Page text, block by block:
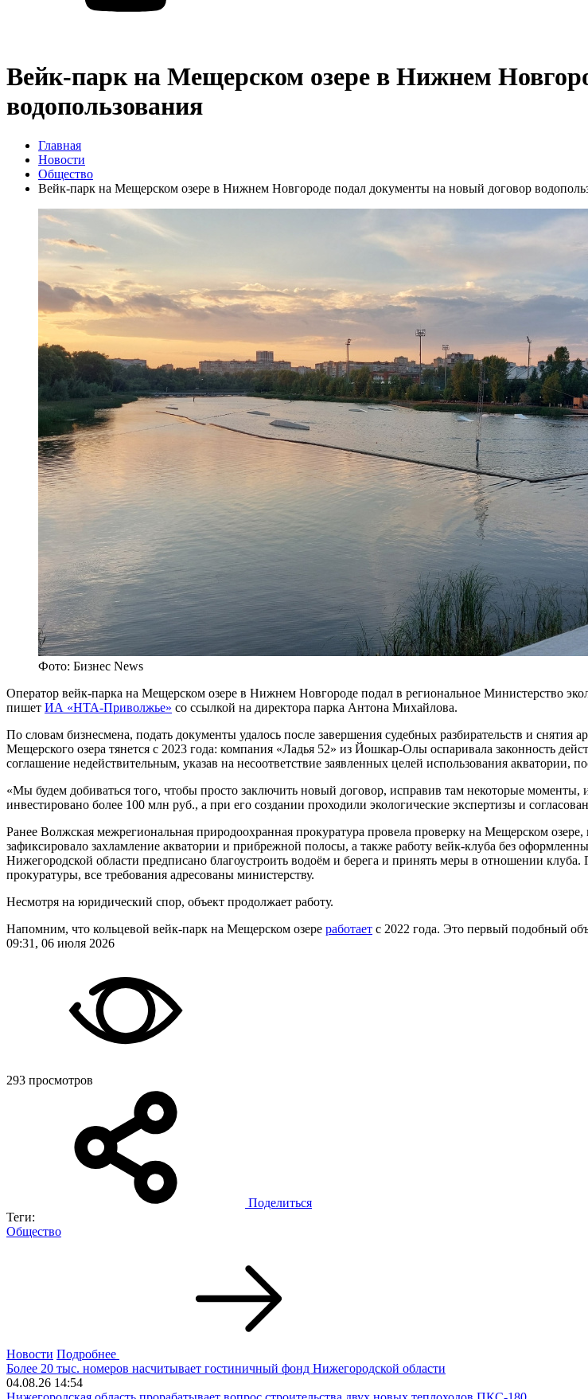
Вейк-парк на Мещерском озере в Нижнем
водопользования
Главная
Новости
Общество
Вейк-парк на Мещерском озере в Нижнем Новгороде подал документы на новый договор
Фото: Бизнес News
Оператор вейк-парка на Мещерском озере в Нижнем Новгороде подал в региональное Министерство
пишет ИА «НТА-Приволжье» со ссылкой на директора парка Антона Михайлова.
По словам бизнесмена, подать документы удалось после завершения судебных разбирательств и
Мещерского озера тянется с 2023 года: компания «Ладья 52» из Йошкар-Олы оспаривала законность
соглашение недействительным, указав на несоответствие заявленных целей использования акватории,
«Мы будем добиваться того, чтобы просто заключить новый договор, исправив там некоторые
инвестировано более 100 млн руб., а при его создании проходили экологические экспертизы и
Ранее Волжская межрегиональная природоохранная прокуратура провела проверку на Мещерском
зафиксировало захламление акватории и прибрежной полосы, а также работу вейк-клуба без
Нижегородской области предписано благоустроить водоём и берега и принять меры в отношении
прокуратуры, все требования адресованы министерству.
Несмотря на юридический спор, объект продолжает работу.
Напомним, что кольцевой вейк-парк на Мещерском озере работает с 2022 года. Это первый подобный
09:31, 06 июля 2026
293 просмотров
Поделиться
Теги:
Общество
Новости Подробнее
Более 20 тыс. номеров насчитывает гостиничный фонд Нижегородской области
04.08.26 14:54